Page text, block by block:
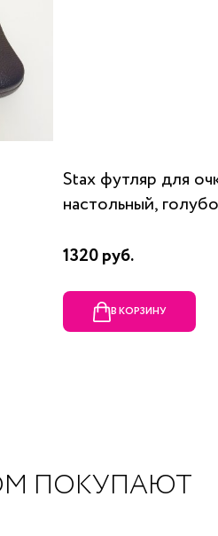
Stax футляр для
настольный,
1320 руб.
В КОРЗИНУ
ПОКУПАЮТ